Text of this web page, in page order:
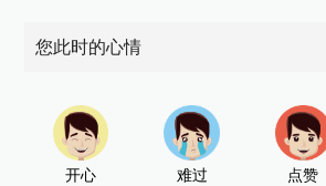
您此时的心情
开心 难过 点赞